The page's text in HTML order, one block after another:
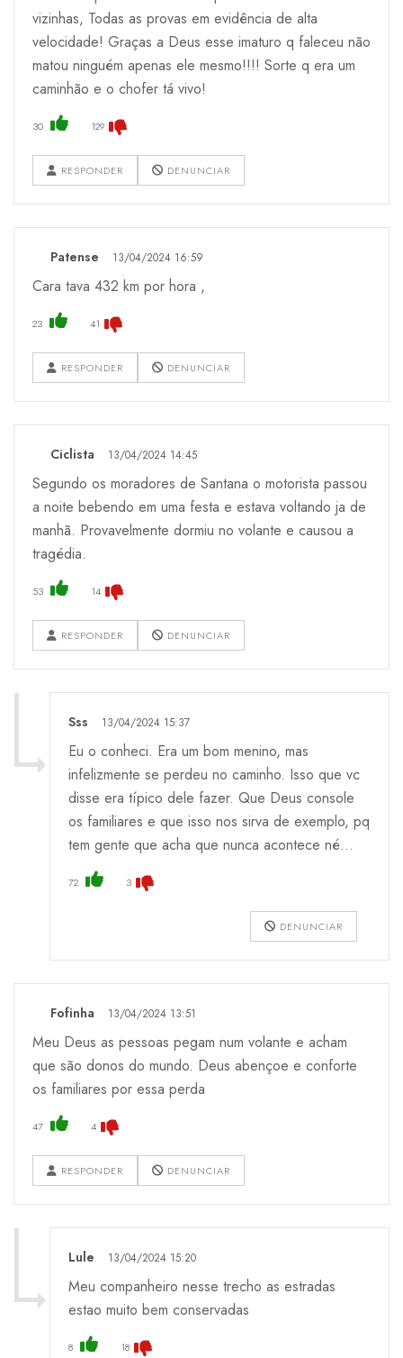
vizinhas, Todas as provas em evidência de alta
velocidade! Graças a Deus esse imaturo q faleceu não
matou ninguém apenas ele mesmo!!!! Sorte q era um
caminhão e o chofer tá vivo!
30 129
RESPONDER DENUNCIAR
Patense 13/04/2024 16:59
Cara tava 432 km por hora ,
23 41
RESPONDER DENUNCIAR
Ciclista 13/04/2024 14:45
Segundo os moradores de Santana o motorista passou
a noite bebendo em uma festa e estava voltando ja de
manhã. Provavelmente dormiu no volante e causou a
tragédia.
53 14
RESPONDER DENUNCIAR
Sss 13/04/2024 15:37
Eu o conheci. Era um bom menino, mas
infelizmente se perdeu no caminho. Isso que vc
disse era típico dele fazer. Que Deus console
os familiares e que isso nos sirva de exemplo, pq
tem gente que acha que nunca acontece né...
72 3
DENUNCIAR
Fofinha 13/04/2024 13:51
Meu Deus as pessoas pegam num volante e acham
que são donos do mundo. Deus abençoe e conforte
os familiares por essa perda
47 4
RESPONDER DENUNCIAR
Lule 13/04/2024 15:20
Meu companheiro nesse trecho as estradas
estao muito bem conservadas
8 18